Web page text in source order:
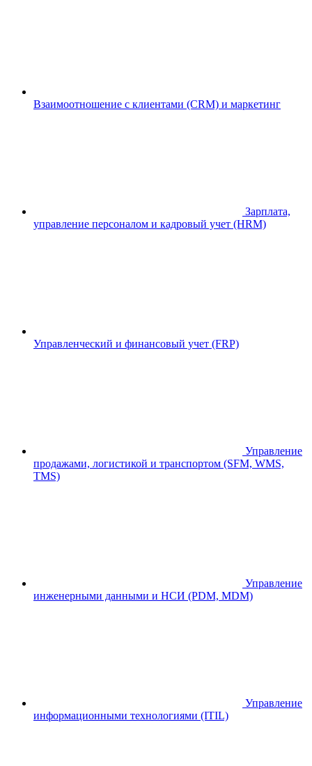
Взаимоотношение с клиентами (CRM) и маркетинг
Зарплата,
управление персоналом и кадровый учет (HRM)
Управленческий и финансовый учет (FRP)
Управление
продажами, логистикой и транспортом (SFM, WMS,
TMS)
Управление
инженерными данными и НСИ (PDM, MDM)
Управление
информационными технологиями (ITIL)